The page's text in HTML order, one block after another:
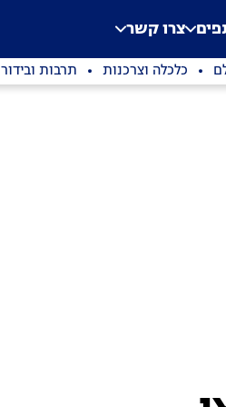
צרו קשר
כלכלה וצרכנות תרבות ובידור